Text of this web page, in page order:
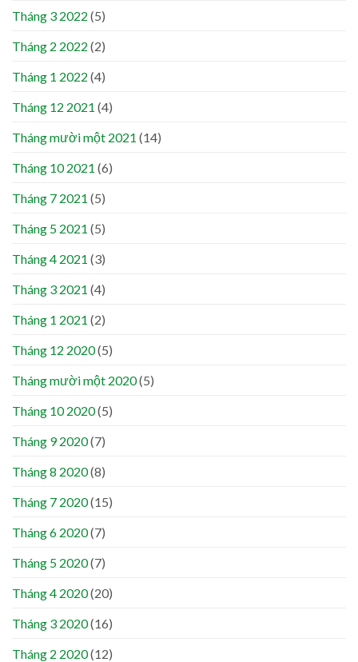
Tháng 3 2022 (5)
Tháng 2 2022 (2)
Tháng 1 2022 (4)
Tháng 12 2021 (4)
Tháng mười một 2021 (14)
Tháng 10 2021 (6)
Tháng 7 2021 (5)
Tháng 5 2021 (5)
Tháng 4 2021 (3)
Tháng 3 2021 (4)
Tháng 1 2021 (2)
Tháng 12 2020(5)
Tháng mười một 2020(5)
Tháng 10 2020(5)
Tháng 9 2020(7)
Tháng 8 2020(8)
Tháng 7 2020(15)
Tháng 6 2020(7)
Tháng 5 2020(7)
Tháng 4 2020(20)
Tháng 3 2020(16)
Tháng 2 2020(12)